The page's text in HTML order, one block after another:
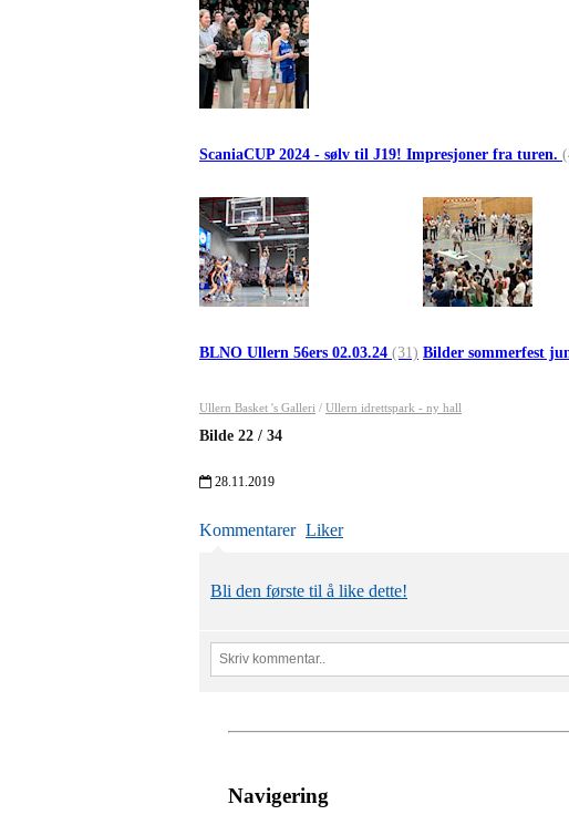
ScaniaCUP 2024 - sølv til J19! Impresjoner fra turen.
BLNO Ullern 56ers 02.03.24 (31) Bilder sommerfest
Ullern Basket 's Galleri / Ullern idrettspark - ny hall
Bilde 22 / 34
28.11.2019
Kommentarer Liker
Bli den første til å like dette!
Navigering